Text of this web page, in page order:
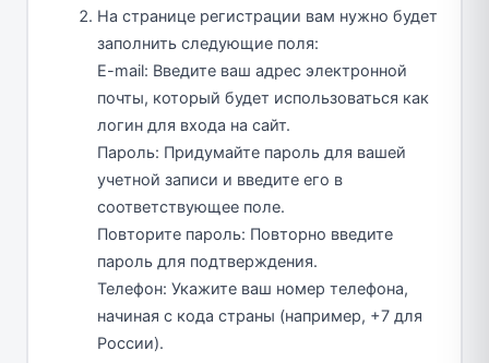
На странице регистрации вам нужно будет
заполнить следующие поля:
E-mail: Введите ваш адрес электронной
почты, который будет использоваться как
логин для входа на сайт.
Пароль: Придумайте пароль для вашей
учетной записи и введите его в
соответствующее поле.
Повторите пароль: Повторно введите
пароль для подтверждения.
Телефон: Укажите ваш номер телефона,
начиная с кода страны (например, +7 для
России).